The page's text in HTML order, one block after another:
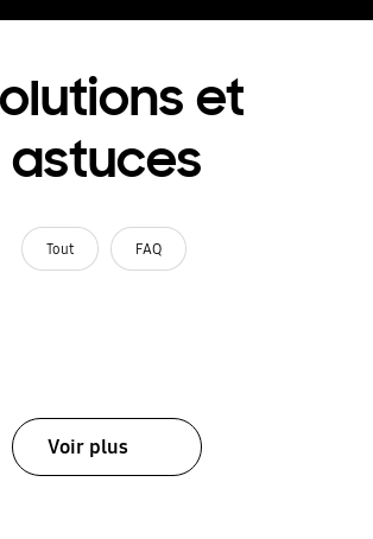
et
astuces
Tout FAQ
Voir plus